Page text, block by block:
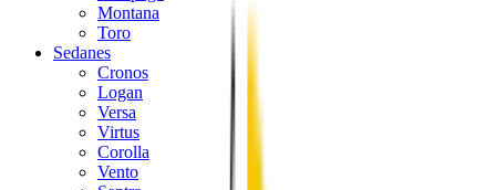
Montana
Toro
Sedanes
Cronos
Logan
Versa
Virtus
Corolla
Vento